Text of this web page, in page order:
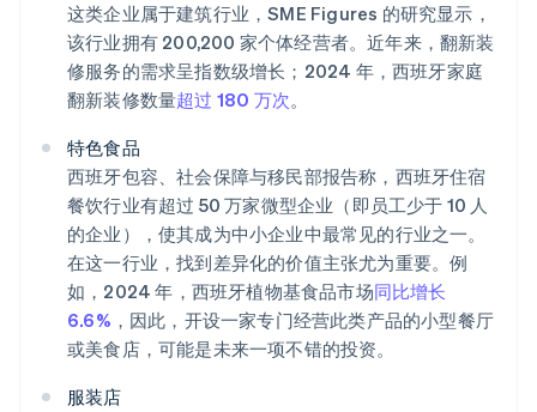
这类企业属于建筑行业，SME Figures 的研究显示，
该行业拥有 200,200 家个体经营者。近年来，翻新装
修服务的需求呈指数级增长；2024 年，西班牙家庭
翻新装修数量超过 180 万次。
特色食品
西班牙包容、社会保障与移民部报告称，西班牙住宿
餐饮行业有超过 50 万家微型企业（即员工少于 10 人
的企业），使其成为中小企业中最常见的行业之一。
在这一行业，找到差异化的价值主张尤为重要。例
如，2024 年，西班牙植物基食品市场同比增长
6.6% ，因此，开设一家专门经营此类产品的小型餐厅
或美食店，可能是未来一项不错的投资。
服装店